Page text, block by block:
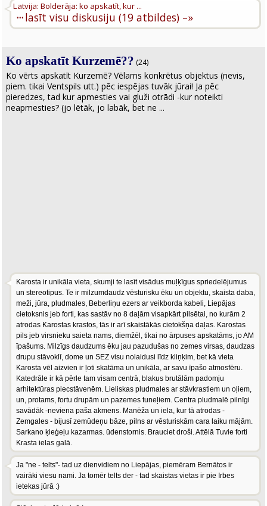
···
Latvija: Bolderāja: ko apskatīt, kur ...
lasīt visu diskusiju (19 atbildes) –»
Ko apskatīt Kurzemē?? (24)
Ko vērts apskatīt Kurzemē? Vēlams konkrētus objektus (nevis,
piem. tikai Ventspils utt.) pēc iespējas tuvāk jūrai! Ja pēc
pieredzes, tad kur apmesties vai gluži otrādi -kur noteikti
neapmesties? (jo lētāk, jo labāk, bet ne ...
Karosta ir unikāla vieta, skumji te lasīt visādus muļķīgus spriedelējumus
un stereotipus. Te ir milzumdaudz vēsturisku ēku un objektu, skaista daba,
meži, jūra, pludmales, Beberliņu ezers ar veikborda kabeli, Liepājas
cietoksnis jeb forti, kas sastāv no 8 daļām visapkārt pilsētai, no kurām 2
atrodas Karostas krastos, tās ir arī skaistākās cietokšņa daļas. Karostas
pils jeb virsnieku saieta nams, diemžēl, tikai no ārpuses apskatāms, jo AM
īpašums. Milzīgs daudzums ēku jau pazudušas no zemes virsas, daudzas
drupu stāvoklī, dome un SEZ visu nolaidusi līdz kliņķim, bet kā vieta
Karosta vēl aizvien ir ļoti skatāma un unikāla, ar savu īpašo atmosfēru.
Katedrāle ir kā pērle tam visam centrā, blakus brutālām padomju
arhitektūras piecstāvenēm. Lieliskas pludmales ar stāvkrastiem un oļiem,
un, protams, fortu drupām un pazemes tuneļiem. Centra pludmalē pilnīgi
savādāk -neviena paša akmens. Manēža un iela, kur tā atrodas -
Zemgales - bijusī zemūdeņu bāze, pilns ar vēsturiskām cara laiku mājām.
Sarkano ķieģeļu kazarmas. ūdenstornis. Brauciet droši. Attēlā Tuvie forti
Krasta ielas galā.
Ja "ne - telts"- tad uz dienvidiem no Liepājas, piemēram Bernātos ir
vairāki viesu nami. Ja tomēr telts der - tad skaistas vietas ir pie Irbes
ietekas jūrā :)